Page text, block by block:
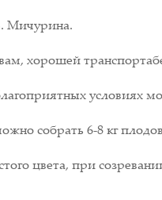
Мичурина.
хорошей
условиях
собрать 6-8 кг
цвета, при